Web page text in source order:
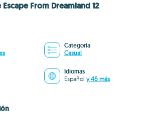
From Dreamland 12
Categoría
Casual
Idiomas
Español y 46 más